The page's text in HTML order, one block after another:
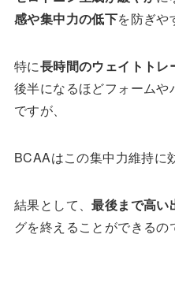
感や集中力の低下を防ぎや
特に長時間のウェイトトレ
後半になるほどフォーム
ですが、
BCAAはこの集中力維持に
結果として、最後まで高い
グを終えることができるの